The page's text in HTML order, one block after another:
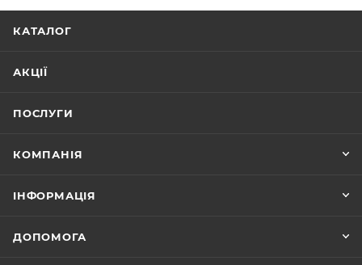
КАТАЛОГ
АКЦІЇ
ПОСЛУГИ
КОМПАНІЯ
ІНФОРМАЦІЯ
ДОПОМОГА